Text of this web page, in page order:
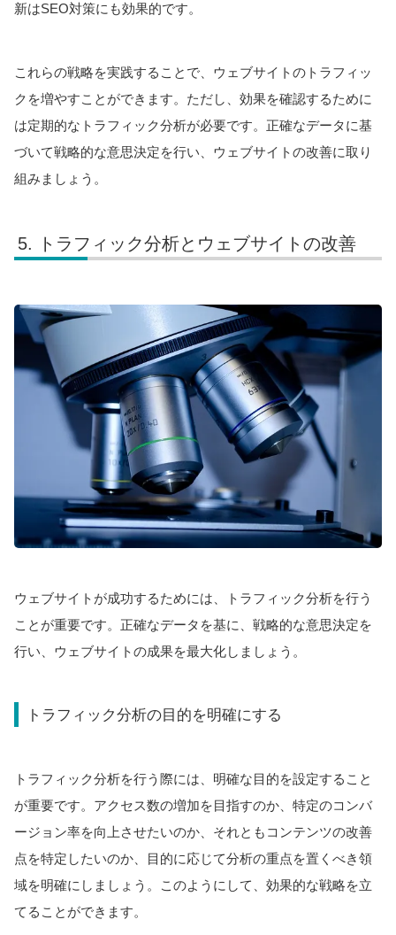
新はSEO対策にも効果的です。
これらの戦略を実践することで、ウェブサイトのトラフィッ
クを増やすことができます。ただし、効果を確認するために
は定期的なトラフィック分析が必要です。正確なデータに基
づいて戦略的な意思決定を行い、ウェブサイトの改善に取り
組みましょう。
トラフィック分析とウェブサイトの改善
ウェブサイトが成功するためには、トラフィック分析を行う
ことが重要です。正確なデータを基に、戦略的な意思決定を
行い、ウェブサイトの成果を最大化しましょう。
トラフィック分析の目的を明確にする
トラフィック分析を行う際には、明確な目的を設定すること
が重要です。アクセス数の増加を目指すのか、特定のコンバ
ージョン率を向上させたいのか、それともコンテンツの改善
点を特定したいのか、目的に応じて分析の重点を置くべき領
域を明確にしましょう。このようにして、効果的な戦略を立
てることができます。